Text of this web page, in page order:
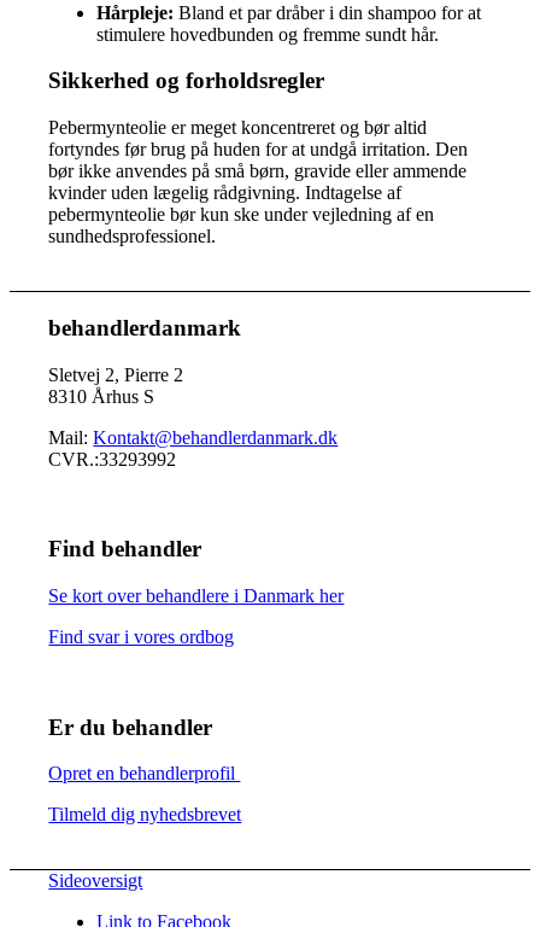
Hårpleje: Bland et par dråber i din shampoo for at
stimulere hovedbunden og fremme sundt hår.
Sikkerhed og forholdsregler
Pebermynteolie er meget koncentreret og bør altid
fortyndes før brug på huden for at undgå irritation. Den
bør ikke anvendes på små børn, gravide eller ammende
kvinder uden lægelig rådgivning. Indtagelse af
pebermynteolie bør kun ske under vejledning af en
sundhedsprofessionel.
behandlerdanmark
Sletvej 2, Pierre 2
8310 Århus S
Mail:Kontakt@behandlerdanmark.dk
CVR.:33293992
Find behandler
Se kort over behandlere i Danmark her
Find svar i vores ordbog
Er du behandler
Opret en behandlerprofil
Tilmeld dig nyhedsbrevet
Sideoversigt
Link to Facebook